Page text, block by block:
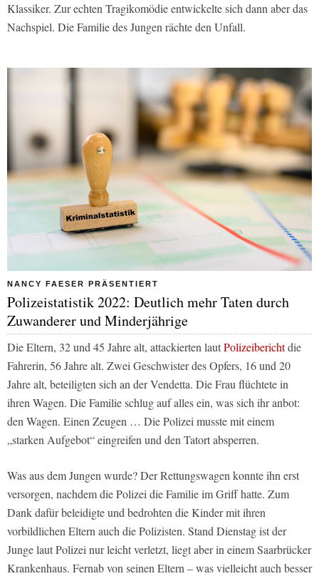
Klassiker. Zur echten Tragikomödie entwickelte sich dann aber das
Nachspiel. Die Familie des Jungen rächte den Unfall.
NANCY FAESER PRÄSENTIERT
Polizeistatistik 2022: Deutlich mehr Taten durch
Zuwanderer und Minderjährige
Die Eltern, 32 und 45 Jahre alt, attackierten lautPolizeiberichtdie
Fahrerin, 56 Jahre alt. Zwei Geschwister des Opfers, 16 und 20
Jahre alt, beteiligten sich an der Vendetta. Die Frau flüchtete in
ihren Wagen. Die Familie schlug auf alles ein, was sich ihr anbot:
den Wagen. Einen Zeugen … Die Polizei musste mit einem
„starken Aufgebot“ eingreifen und den Tatort absperren.
Was aus dem Jungen wurde? Der Rettungswagen konnte ihn erst
versorgen, nachdem die Polizei die Familie im Griff hatte. Zum
Dank dafür beleidigte und bedrohten die Kinder mit ihren
vorbildlichen Eltern auch die Polizisten. Stand Dienstag ist der
Junge laut Polizei nur leicht verletzt, liegt aber in einem Saarbrücker
Krankenhaus. Fernab von seinen Eltern – was vielleicht auch besser